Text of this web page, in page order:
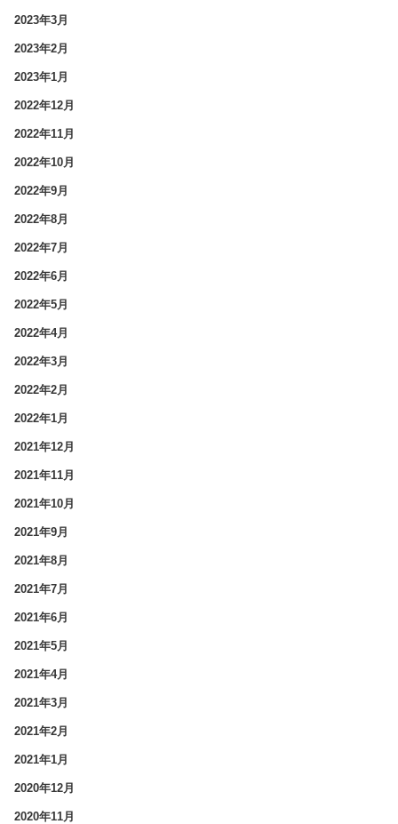
2023年3月
2023年2月
2023年1月
2022年12月
2022年11月
2022年10月
2022年9月
2022年8月
2022年7月
2022年6月
2022年5月
2022年4月
2022年3月
2022年2月
2022年1月
2021年12月
2021年11月
2021年10月
2021年9月
2021年8月
2021年7月
2021年6月
2021年5月
2021年4月
2021年3月
2021年2月
2021年1月
2020年12月
2020年11月